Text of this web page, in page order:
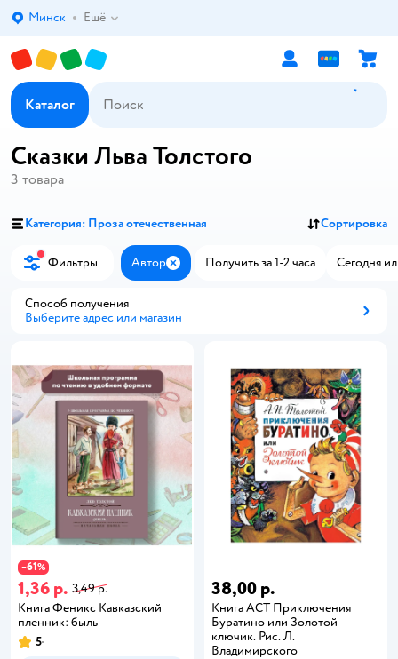
Выбор адреса доставки.
Минск Ещё
Каталог
Сказки Льва Толстого
3 товара
Категория: Проза отечественная Сортировка
Фильтры Автор ЗакрытьПолучить за 1-2 часа Сегодня
Способ получения
Выберите адрес или магазин
−61%
1,36 р. 3,49 р.
Книга Феникс Кавказский
пленник: быль
5
38,00 р.
Книга АСТ Приключения
Буратино или Золотой
ключик. Рис. Л.
Владимирского